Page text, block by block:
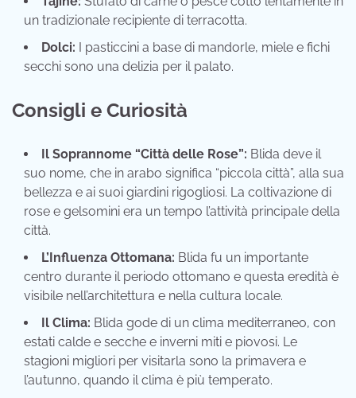
un tradizionale recipiente di terracotta.
Dolci: I pasticcini a base di mandorle, miele e fichi
secchi sono una delizia per il palato.
Consigli e Curiosità
Il Soprannome “Città delle Rose”: Blida deve il
suo nome, che in arabo significa “piccola città”, alla sua
bellezza e ai suoi giardini rigogliosi. La coltivazione di
rose e gelsomini era un tempo l’attività principale della
città.
L’Influenza Ottomana: Blida fu un importante
centro durante il periodo ottomano e questa eredità è
visibile nell’architettura e nella cultura locale.
Il Clima: Blida gode di un clima mediterraneo, con
estati calde e secche e inverni miti e piovosi. Le
stagioni migliori per visitarla sono la primavera e
l’autunno, quando il clima è più temperato.